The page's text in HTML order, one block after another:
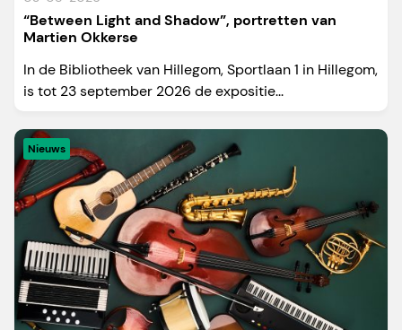
“Between Light and Shadow”, portretten van
Martien Okkerse
In de Bibliotheek van Hillegom, Sportlaan 1 in Hillegom,
is tot 23 september 2026 de expositie...
Nieuws